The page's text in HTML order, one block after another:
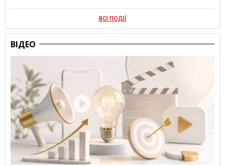
ВСІ ПОДІЇ
ВІДЕО